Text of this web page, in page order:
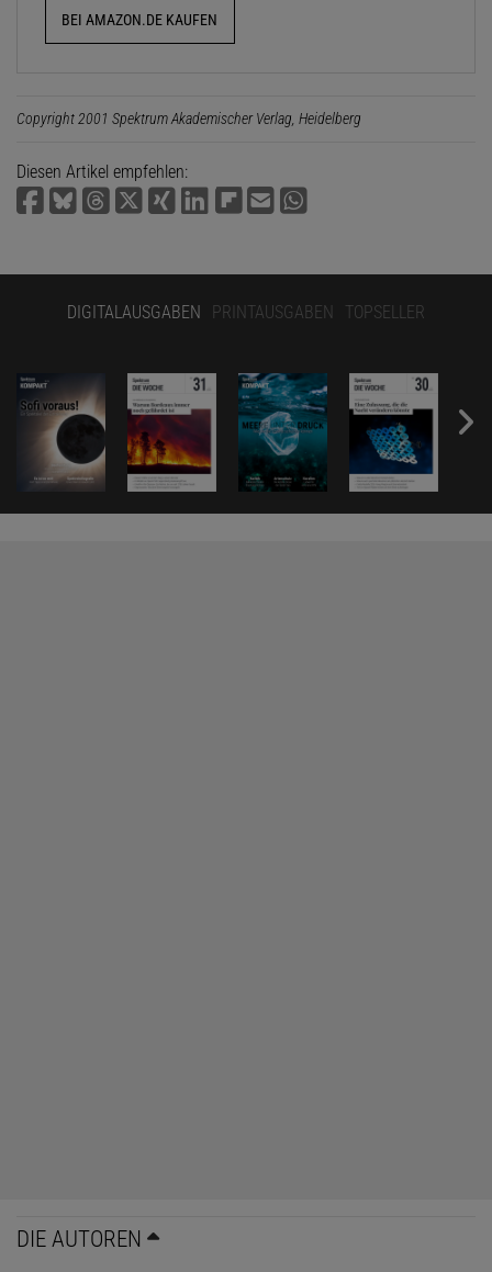
BEI AMAZON.DE KAUFEN
Copyright 2001 Spektrum Akademischer Verlag, Heidelberg
Diesen Artikel empfehlen:
DIGITALAUSGABEN PRINTAUSGABEN TOPSELLER
DIE AUTOREN